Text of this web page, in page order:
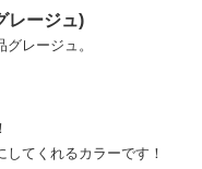
レージュ)
レージュ。
てくれるカラーです！